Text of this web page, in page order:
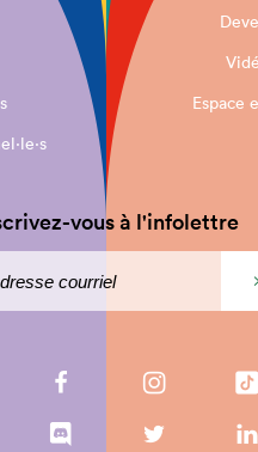
Espace
vous à l'infolettre